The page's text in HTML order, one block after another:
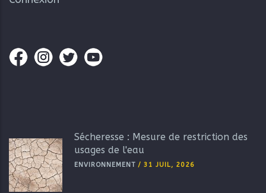
Sécheresse : Mesure de restriction des
usages de l'eau
ENVIRONNEMENT / 31 JUIL, 2026